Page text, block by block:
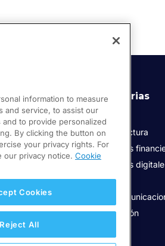
digital
Industrias
Manufactura
Servicios
Servicios
Salud
Educación
information to measure
and service, to assist our
and to provide personalized
By clicking the button on
your privacy rights. For
our privacy notice. Cookie
Cookies
Reject All